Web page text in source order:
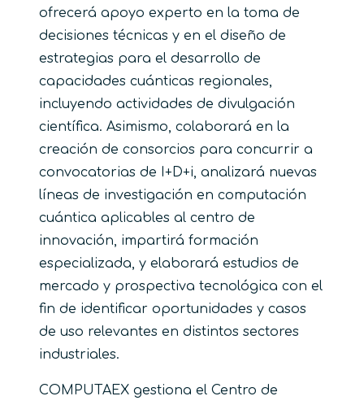
ofrecerá apoyo experto en la toma de
decisiones técnicas y en el diseño de
estrategias para el desarrollo de
capacidades cuánticas regionales,
incluyendo actividades de divulgación
científica. Asimismo, colaborará en la
creación de consorcios para concurrir a
convocatorias de I+D+i, analizará nuevas
líneas de investigación en computación
cuántica aplicables al centro de
innovación, impartirá formación
especializada, y elaborará estudios de
mercado y prospectiva tecnológica con el
fin de identificar oportunidades y casos
de uso relevantes en distintos sectores
industriales.
COMPUTAEX gestiona el Centro de